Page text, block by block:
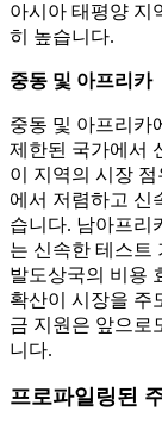
아시아 태평양 지
히 높습니다.
중동 및 아프리카
중동 및 아프리카
제한된 국가에서
이 지역의 시장
에서 저렴하고 신
습니다. 남아프리
는 신속한 테스트
발도상국의 비용
확산이 시장을 주
금 지원은 앞으로
니다.
프로파일링된